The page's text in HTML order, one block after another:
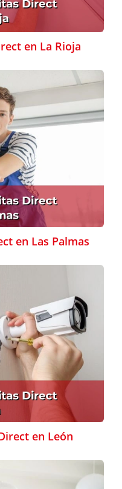
en La Rioja
en Las Palmas
en León